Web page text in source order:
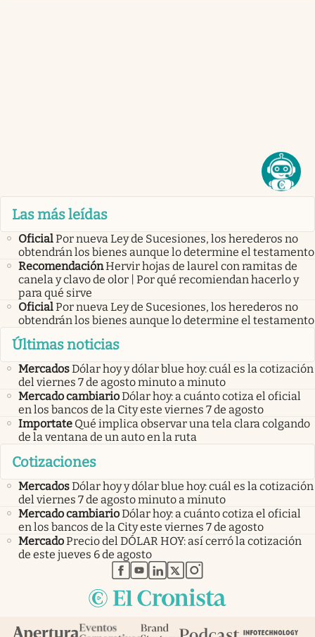
Las más leídas
OficialPor nueva Ley de Sucesiones, los herederos no
obtendrán los bienes aunque lo determine el testamento
RecomendaciónHervir hojas de laurel con ramitas de
canela y clavo de olor | Por qué recomiendan hacerlo y
para qué sirve
OficialPor nueva Ley de Sucesiones, los herederos no
obtendrán los bienes aunque lo determine el testamento
Últimas noticias
MercadosDólar hoy y dólar blue hoy: cuál es la cotización
del viernes 7 de agosto minuto a minuto
Mercado cambiarioDólar hoy: a cuánto cotiza el oficial
en los bancos de la City este viernes 7 de agosto
Importate Qué implica observar una tela clara colgando
de la ventana de un auto en la ruta
Cotizaciones
MercadosDólar hoy y dólar blue hoy: cuál es la cotización
del viernes 7 de agosto minuto a minuto
Mercado cambiarioDólar hoy: a cuánto cotiza el oficial
en los bancos de la City este viernes 7 de agosto
MercadoPrecio del DÓLAR HOY: así cerró la cotización
de este jueves 6 de agosto
abre en nueva pestaña
abre en nueva pestaña
abre en nueva pestaña
abre en nueva pestaña
abre en nueva pestaña